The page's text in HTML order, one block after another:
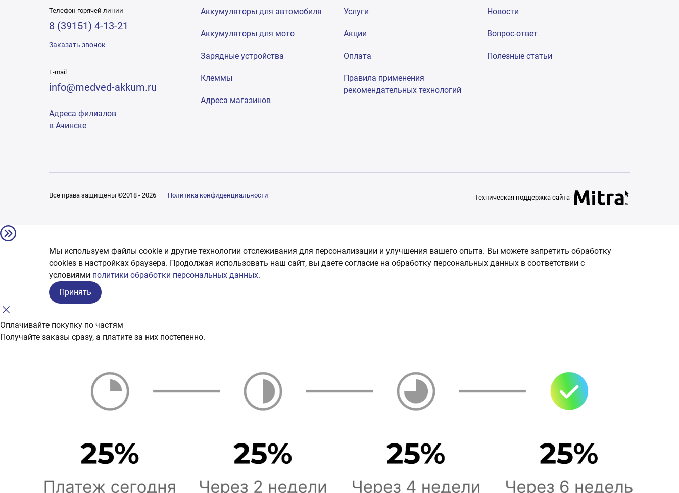
Телефон горячей линии
8 (39151) 4-13-21
Заказать звонок
E-mail
info@medved-akkum.ru
Адреса филиалов
в Ачинске
Аккумуляторы для автомобиля
Аккумуляторы для мото
Зарядные устройства
Клеммы
Адреса магазинов
Услуги
Акции
Оплата
Правила применения
рекомендательных технологий
Новости
Вопрос-ответ
Полезные статьи
Все права защищены ©2018 - 2026 Политика конфиденциальности Техническая поддержка сайта
Мы используем файлы cookie и другие технологии отслеживания для персонализации и улучшения вашего опыта. Вы можете запретить обработку
сookies в настройках браузера. Продолжая использовать наш сайт, вы даете согласие на обработку персональных данных в соответствии с
условиями политики обработки персональных данных.
Принять
Оплачивайте покупку по частям
Получайте заказы сразу, а платите за них постепенно.